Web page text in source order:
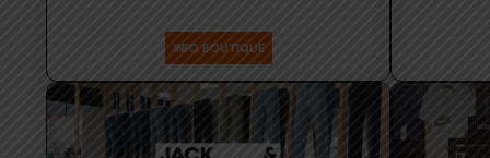
INFO BOUTIQUE